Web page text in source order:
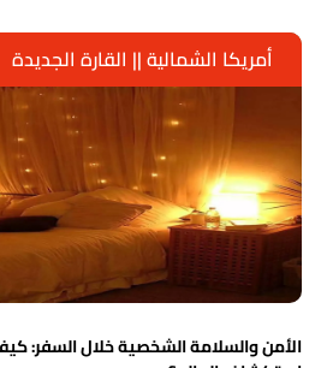
الجديدة
السفر: كيف تحمي نفسك أثناء